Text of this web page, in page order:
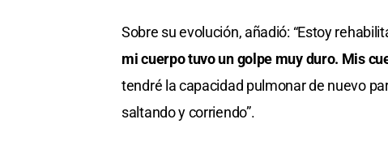
Sobre su evolución, añadió: “Estoy
mi cuerpo tuvo un golpe muy duro. Mis
tendré la capacidad pulmonar de nuevo
saltando y corriendo”.